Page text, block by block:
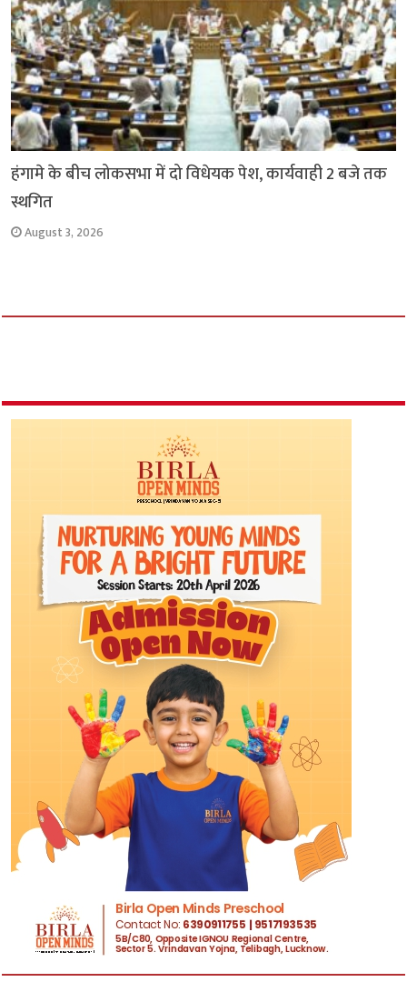
हंगामे के बीच लोकसभा में दो विधेयक पेश, कार्यवाही 2 बजे तक
स्थगित
August 3, 2026